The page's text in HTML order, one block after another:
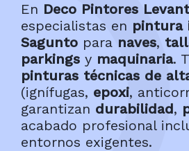
En Deco Pintores
especialistas en pintura
Sagunto para naves,
parkings y maquinaria.
pinturas técnicas de
(ignífugas, epoxi,
garantizan durabilidad,
acabado profesional
entornos exigentes.